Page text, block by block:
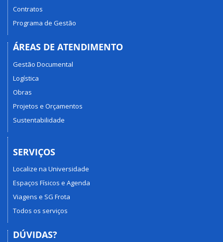
Contratos
Programa de Gestão
ÁREAS DE ATENDIMENTO
Gestão Documental
Logística
Obras
Projetos e Orçamentos
Sustentabilidade
SERVIÇOS
Localize na Universidade
Espaços Físicos e Agenda
Viagens e SG Frota
Todos os serviços
DÚVIDAS?